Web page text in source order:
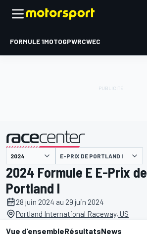
FORMULE 1MOTOGPWRCWEC
présenté par E-PRIX DE PORTLAND I
2024 Formule E E-Prix de
Portland I
28 juin 2024 au 29 juin 2024
Portland International Raceway, US
Vue d'ensembleRésultatsNews